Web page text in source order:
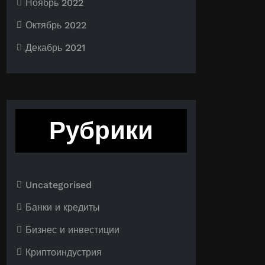
Ноябрь 2022
Октябрь 2022
Декабрь 2021
Рубрики
Uncategorised
Банки и кредиты
Бизнес и инвестиции
Криптоиндустрия